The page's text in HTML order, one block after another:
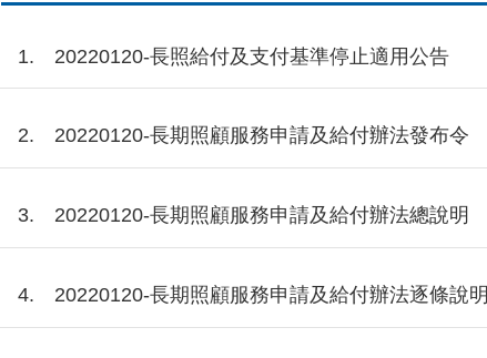
20220120-長照給付及支付基準停止適用公告
20220120-長期照顧服務申請及給付辦法發布令
20220120-長期照顧服務申請及給付辦法總說明
20220120-長期照顧服務申請及給付辦法逐條說明